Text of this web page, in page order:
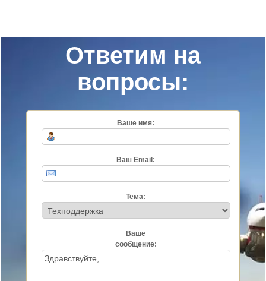
Ответим на
вопросы:
Ваше имя:
Ваш Email:
Тема:
Ваше
сообщение: